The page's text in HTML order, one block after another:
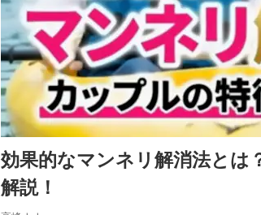
効果的なマンネリ解消法とは
解説！